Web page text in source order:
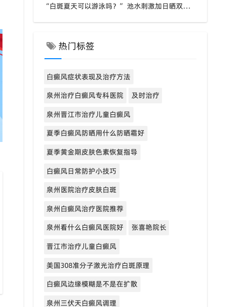
“白斑夏天可以游泳吗？” 池水刺激加日晒双重考验，泉州中科白癜风医院告知白癜风人群游泳防护要点
热门标签
白癜风症状表现及治疗方法
泉州治疗白癜风专科医院
及时治疗
泉州晋江市治疗儿童白癜风
夏季白癜风防晒用什么防晒霜好
夏季黄金期皮肤色素恢复指导
白癜风日常防护小技巧
泉州医院治疗皮肤白斑
泉州白癜风治疗医院推荐
泉州看什么白癜风医院好
张喜艳院长
晋江市治疗儿童白癜风
美国308准分子激光治疗白斑原理
白癜风边缘模糊是不是在扩散
泉州三伏天白癜风调理